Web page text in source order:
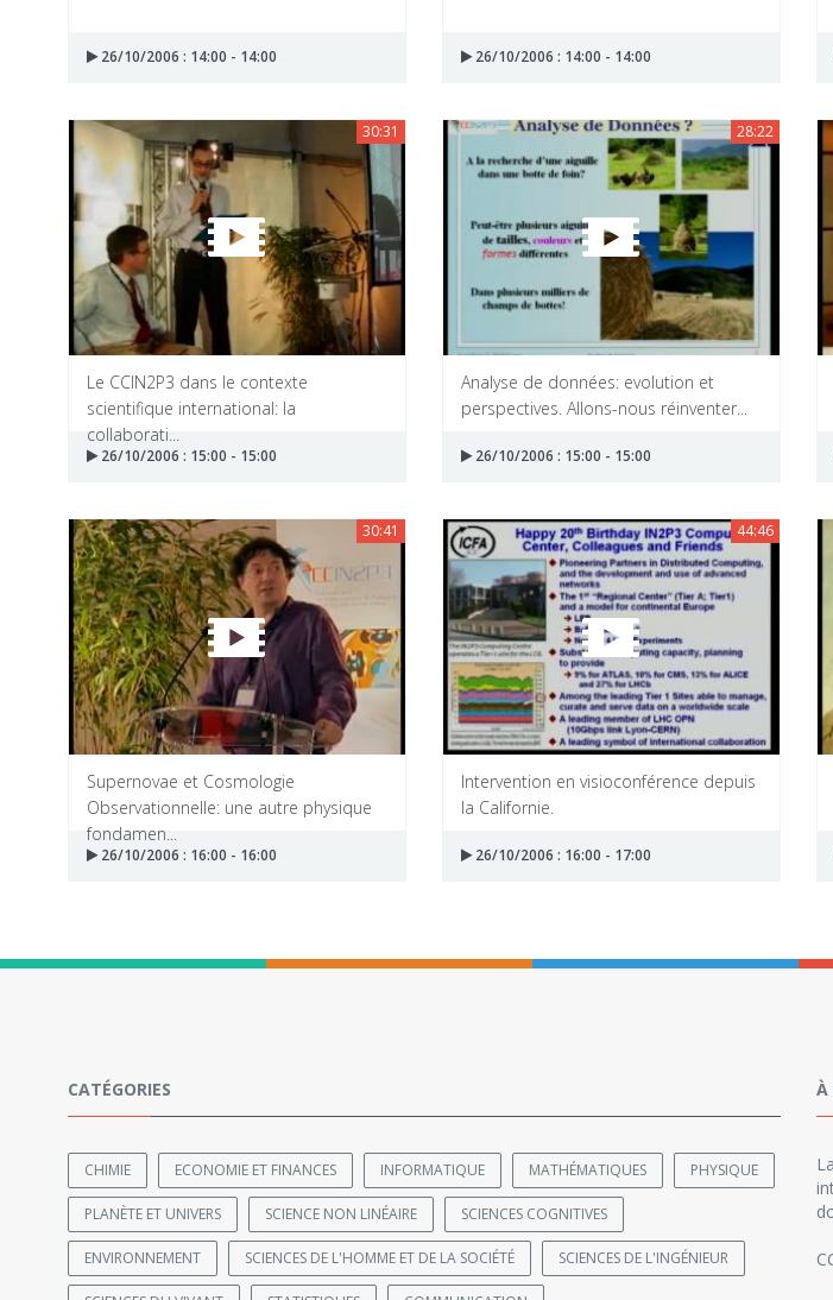
26/10/2006 : 14:00 - 14:00 26/10/2006 : 14:00 - 14:00
30:31
Le CCIN2P3 dans le contexte
scientifique international: la
collaborati...
26/10/2006 : 15:00 - 15:00
28:22
Analyse de données: evolution et
perspectives. Allons-nous réinventer...
26/10/2006 : 15:00 - 15:00
30:41
Supernovae et Cosmologie
Observationnelle: une autre physique
fondamen...
26/10/2006 : 16:00 - 16:00
44:46
Intervention en visioconférence depuis
la Californie.
26/10/2006 : 16:00 - 17:00
CATÉGORIES
CHIMIE ECONOMIE ET FINANCES INFORMATIQUE MATHÉMATIQUES PHYSIQUE
PLANÈTE ET UNIVERS SCIENCE NON LINÉAIRE SCIENCES COGNITIVES
ENVIRONNEMENT SCIENCES DE L'HOMME ET DE LA SOCIÉTÉ SCIENCES DE L'INGÉNIEUR
À